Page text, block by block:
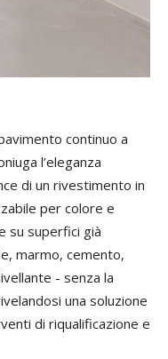
continuo a
l’eleganza
di un rivestimento in
per colore e
su superfici già
marmo, cemento,
- senza la
una soluzione
di riqualificazione e